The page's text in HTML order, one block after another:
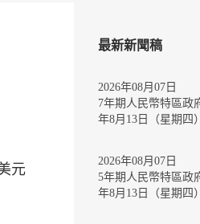
元
最新新聞稿
2026年08月07日
7年期人民幣特區政
年8月13日（星期四
2026年08月07日
5年期人民幣特區政
年8月13日（星期四